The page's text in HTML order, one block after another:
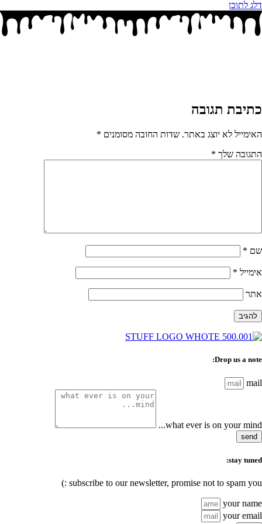
דלג לתוכן
כתיבת תגובה
האימייל לא יוצג באתר. שדות החובה מסומנים *
התגובה שלך *
שם *
אימייל *
אתר
Drop us a note:
mail
what ever is on your mind...
send
stay tuned:
subscribe to our newsletter, promise not to spam you :)
your name
your email